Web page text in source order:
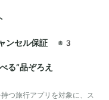
ンセル保証 ※3
る”品ぞろえ
つ旅行アプリを対象に、ス